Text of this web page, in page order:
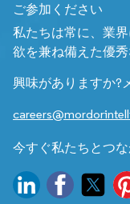
ご参加ください
私たちは常に、業
欲を兼ね備えた優
興味がありますか?
今すぐ私たちとつ